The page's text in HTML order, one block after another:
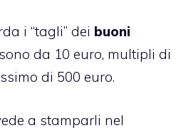
i “tagli” dei buoni
da 10 euro, multipli di
di 500 euro.
a stamparli nel